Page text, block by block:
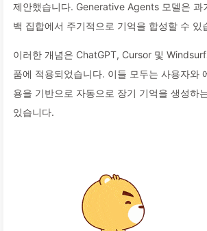
제안했습니다. Generative Agents 모델은 과
백 집합에서 주기적으로 기억을 합성할 수 있
이러한 개념은 ChatGPT, Cursor 및
품에 적용되었습니다. 이들 모두는 사용자와
용을 기반으로 자동으로 장기 기억을 생성하
있습니다.